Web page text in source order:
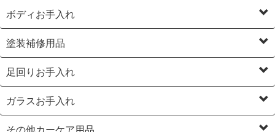
ボディお手入れ
塗装補修用品
足回りお手入れ
ガラスお手入れ